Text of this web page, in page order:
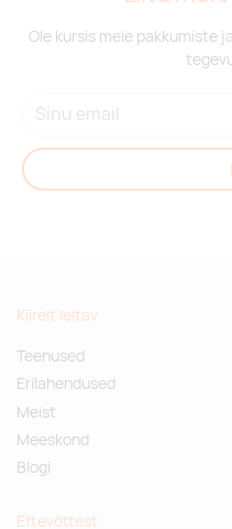
Ole kursis meie pakkumiste
Kiirelt leitav
Teenused
Erilahendused
Meist
Meeskond
Blogi
Ettevõttest